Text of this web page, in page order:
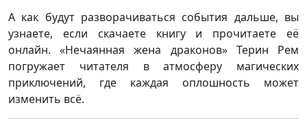
А как будут разворачиваться события дальше, вы
узнаете, если скачаете книгу и прочитаете её
онлайн. «Нечаянная жена драконов» Терин Рем
погружает читателя в атмосферу магических
приключений, где каждая оплошность может
изменить всё.